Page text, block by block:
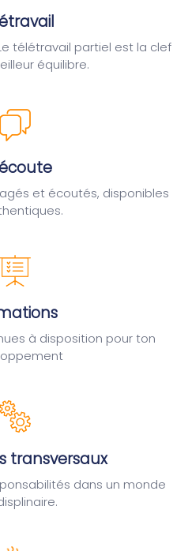
télétravail partiel est la clef
équilibre.
et écoutés, disponibles
à disposition pour ton
transversaux
dans un monde